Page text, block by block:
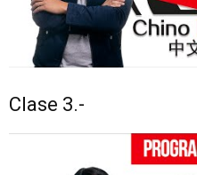
Clase 3.-